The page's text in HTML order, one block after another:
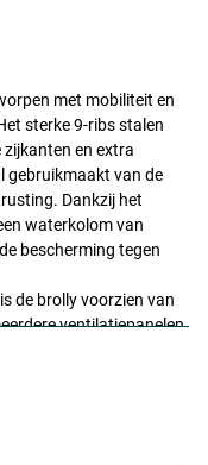
met mobiliteit en
sterke 9-ribs stalen
en extra
gebruikmaakt van de
Dankzij het
waterkolom van
bescherming tegen
de brolly voorzien van
ventilatiepanelen
minimaliseert. De
direct voorbereid bent
visser die geen